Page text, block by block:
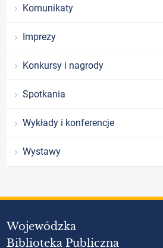
Komunikaty
Imprezy
Konkursy i nagrody
Spotkania
Wykłady i konferencje
Wystawy
Wojewódzka
Biblioteka Publiczna